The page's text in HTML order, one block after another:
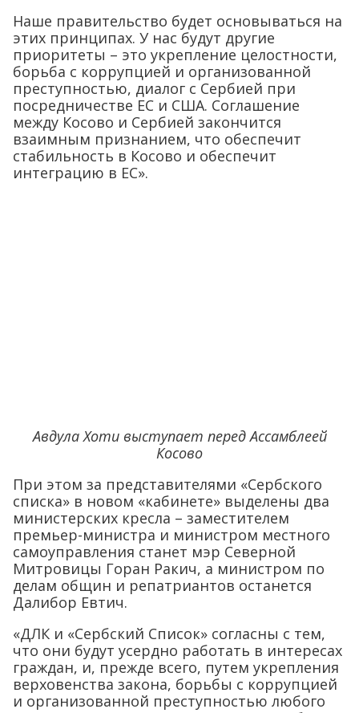
Наше правительство будет основываться на
этих принципах. У нас будут другие
приоритеты – это укрепление целостности,
борьба с коррупцией и организованной
преступностью, диалог с Сербией при
посредничестве ЕС и США. Соглашение
между Косово и Сербией закончится
взаимным признанием, что обеспечит
стабильность в Косово и обеспечит
интеграцию в ЕС».
Авдула Хоти выступает перед Ассамблеей
Косово
При этом за представителями «Сербского
списка» в новом «кабинете» выделены два
министерских кресла – заместителем
премьер-министра и министром местного
самоуправления станет мэр Северной
Митровицы Горан Ракич, а министром по
делам общин и репатриантов останется
Далибор Евтич.
«ДЛК и «Сербский Список» согласны с тем,
что они будут усердно работать в интересах
граждан, и, прежде всего, путем укрепления
верховенства закона, борьбы с коррупцией
и организованной преступностью любого